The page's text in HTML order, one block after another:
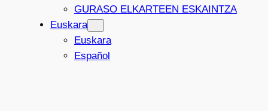
GURASO ELKARTEEN ESKAINTZA
Euskara
Euskara
Español